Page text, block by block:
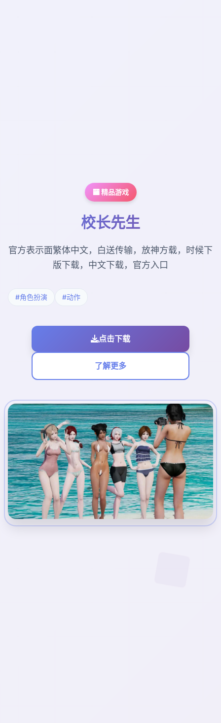
🏧 精品游戏
校长先生
官方表示面繁体中文，白送传输，放神方载，时候下
版下载，中文下载，官方入口
#角色扮演 #动作
点击下载
了解更多